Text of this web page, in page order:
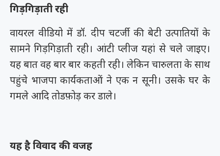
गिड़गिड़ाती रही
वायरल वीडियो में डॉ. दीप चटर्जी की बेटी उत्पातियों के
सामने गिड़गिड़ाती रही। आंटी प्लीज यहां से चले जाइए।
यह बात वह बार बार कहती रही। लेकिन चारुलता के साथ
पहुंचे भाजपा कार्यकताओं ने एक न सूनी। उसके घर के
गमले आदि तोडफ़ोड़ कर डाले।
यह है विवाद की वजह